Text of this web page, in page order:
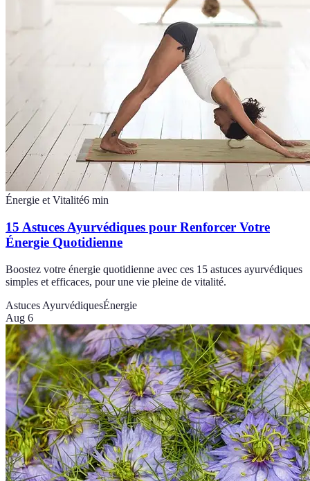
Énergie et Vitalité6 min
15 Astuces Ayurvédiques pour Renforcer Votre
Énergie Quotidienne
Boostez votre énergie quotidienne avec ces 15 astuces ayurvédiques
simples et efficaces, pour une vie pleine de vitalité.
Astuces AyurvédiquesÉnergie
Aug 6